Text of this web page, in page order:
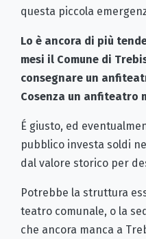
questa piccola
Lo è ancora di più
mesi il Comune di
consegnare un
Cosenza un anfiteatro
É giusto, ed
pubblico investa soldi
dal valore storico per
Potrebbe la struttura
teatro comunale, o la
che ancora manca a